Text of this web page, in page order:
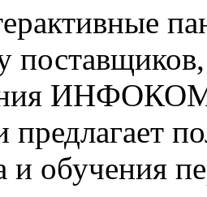
ИНФОКОМ
предлагает
обучения